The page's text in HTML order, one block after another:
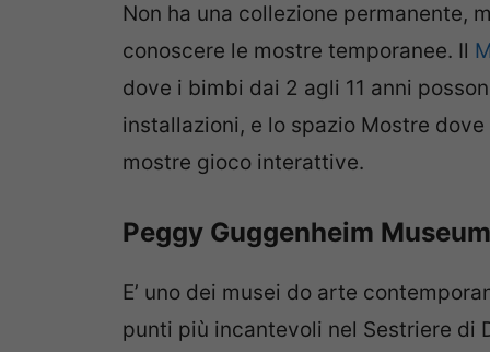
Non ha una collezione permanente,
conoscere le mostre temporanee. Il
dove i bimbi dai 2 agli 11 anni
installazioni, e lo spazio Mostre
mostre gioco interattive.
Peggy Guggenheim
E’ uno dei musei do arte
punti più incantevoli nel Sestriere di